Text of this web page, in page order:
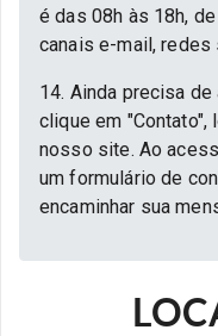
é das 08h às 18h,
canais e-mail,
14. Ainda precisa
clique em
nosso site. Ao
um formulário de
encaminhar sua